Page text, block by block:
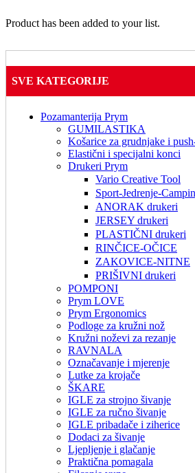
Product has been added to your list.
SVE KATEGORIJE
Pozamanterija Prym
GUMILASTIKA
Košarice za grudnjake i
Elastični i specijalni konci
Drukeri Prym
Vario Creative Tool
Sport-Jedrenje-
ANORAK drukeri
JERSEY drukeri
PLASTIČNI drukeri
RINČICE-OČICE
ZAKOVICE-NITNE
PRIŠIVNI drukeri
POMPONI
Prym LOVE
Prym Ergonomics
Podloge za kružni nož
Kružni noževi za rezanje
RAVNALA
Označavanje i mjerenje
Lutke za krojače
ŠKARE
IGLE za strojno šivanje
IGLE za ručno šivanje
IGLE pribadače i ziherice
Dodaci za šivanje
Ljepljenje i glačanje
Praktična pomagala